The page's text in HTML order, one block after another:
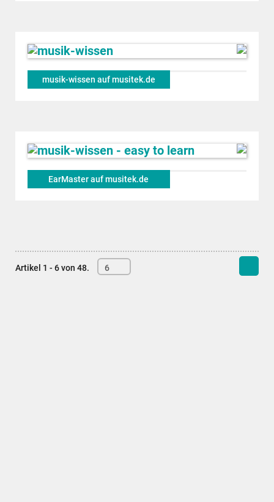
musik-wissen auf musitek.de
EarMaster auf musitek.de
Artikel 1 - 6 von 48. 6